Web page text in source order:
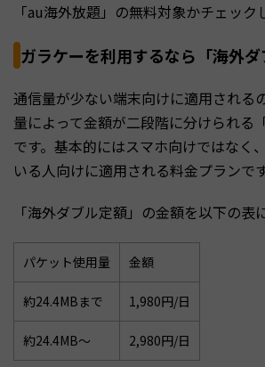
「au海外放題」の無料対象かチェック
ガラケーを利用するなら「海外ダ
通信量が少ない端末向けに適用される
量によって金額が二段階に分けられる
です。基本的にはスマホ向けではなく
いる人向けに適用される料金プランです
「海外ダブル定額」の金額を以下の表
パケット使用量 金額
約24.4MBまで 1,980円/日
約24.4MB～ 2,980円/日